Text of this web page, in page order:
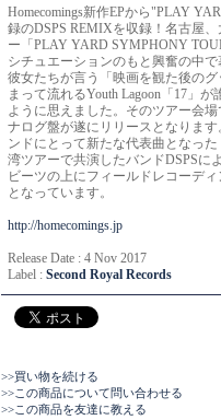
Homecomings新作EPから"PLAY
録のDSPS REMIXを収録！名古屋
ー「PLAY YARD SYMPHONY
シチュエーションのもと興奮の中
彼女たちが言う「映画を観た後の
まって流れるYouth Lagoon「17」
ように思えました。そのツアー会
ナログ盤が遂にリリースとなりま
ンドにとって新たな代表曲となっ
湾ツアーで共演したバンドDSPSに
ビーツの上にフィールドレコーデ
となっています。
http://homecomings.jp
Release Date : 4 Nov 2017
Label : Second Royal Records
>>買い物を続ける
>>この商品について問い合わせる
>>この商品を友達に教える